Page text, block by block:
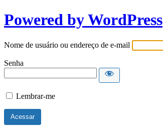
Powered by WordPress
Nome de usuário ou endereço de e-mail
Senha
Lembrar-me